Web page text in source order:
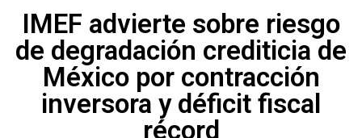
IMEF advierte sobre riesgo
de degradación crediticia de
México por contracción
inversora y déficit fiscal
récord